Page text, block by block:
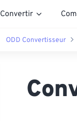
Convertir
ODD Convertisseur